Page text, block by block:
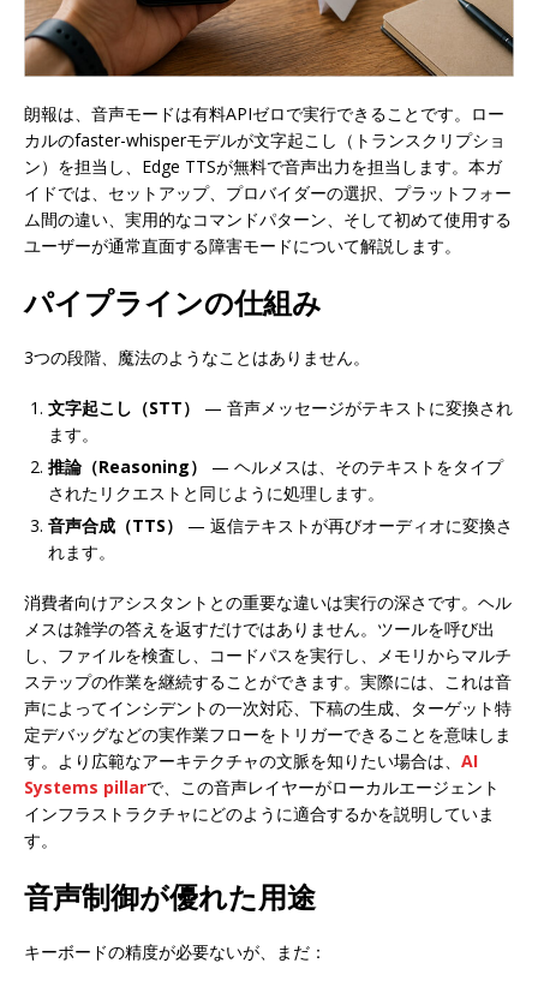
朗報は、音声モードは有料APIゼロで実行できることです。ロー
カルのfaster-whisperモデルが文字起こし（トランスクリプショ
ン）を担当し、Edge TTSが無料で音声出力を担当します。本ガ
イドでは、セットアップ、プロバイダーの選択、プラットフォー
ム間の違い、実用的なコマンドパターン、そして初めて使用する
ユーザーが通常直面する障害モードについて解説します。
パイプラインの仕組み
3つの段階、魔法のようなことはありません。
文字起こし（STT）
— 音声メッセージがテキストに変換され
ます。
推論（Reasoning）
— ヘルメスは、そのテキストをタイプ
されたリクエストと同じように処理します。
音声合成（TTS）
— 返信テキストが再びオーディオに変換さ
れます。
消費者向けアシスタントとの重要な違いは実行の深さです。ヘル
メスは雑学の答えを返すだけではありません。ツールを呼び出
し、ファイルを検査し、コードパスを実行し、メモリからマルチ
ステップの作業を継続することができます。実際には、これは音
声によってインシデントの一次対応、下稿の生成、ターゲット特
定デバッグなどの実作業フローをトリガーできることを意味しま
す。より広範なアーキテクチャの文脈を知りたい場合は、 AI
Systems pillarで、この音声レイヤーがローカルエージェント
インフラストラクチャにどのように適合するかを説明していま
す。
音声制御が優れた用途
キーボードの精度が必要ないが、まだ：